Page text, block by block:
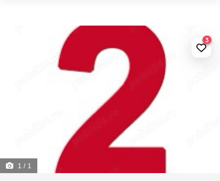
1 / 1
3